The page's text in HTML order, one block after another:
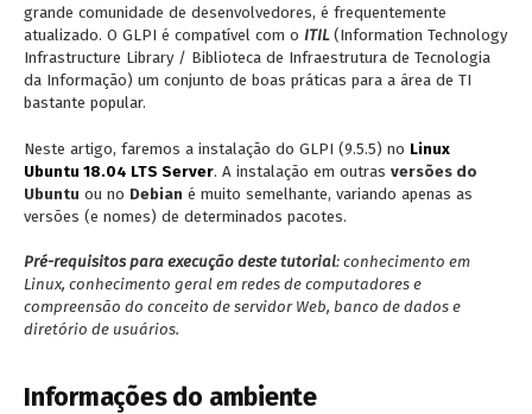
grande comunidade de desenvolvedores, é frequentemente
atualizado. O GLPI é compatível com o ITIL(Information Technology
Infrastructure Library / Biblioteca de Infraestrutura de Tecnologia
da Informação) um conjunto de boas práticas para a área de TI
bastante popular.
Neste artigo, faremos a instalação do GLPI (9.5.5) no Linux
Ubuntu 18.04 LTS Server. A instalação em outras versões do
Ubuntu ou no Debian é muito semelhante, variando apenas as
versões (e nomes) de determinados pacotes.
Pré-requisitos para execução deste tutorial: conhecimento em
Linux, conhecimento geral em redes de computadores e
compreensão do conceito de servidor Web, banco de dados e
diretório de usuários.
Informações do ambiente